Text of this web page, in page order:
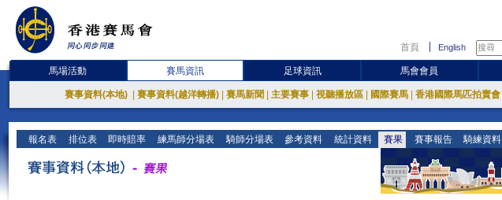
首頁 English
馬場活動 賽馬資訊 足球資訊 馬會會員
賽事資料(本地) 賽事資料(越洋轉播) 賽馬新聞 主要賽事 視聽播放區 國際賽馬 香港國際馬匹拍賣會
報名表 排位表 即時賠率 練馬師分場表 騎師分場表 參考資料 統計資料 賽果 賽事報告 騎練資料